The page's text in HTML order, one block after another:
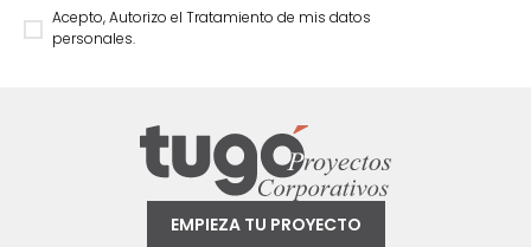
Acepto, Autorizo el Tratamiento de mis datos
personales.
EMPIEZA TU PROYECTO